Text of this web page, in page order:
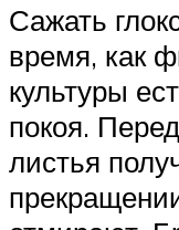
Сажать
время, как
культуры
покоя.
листья